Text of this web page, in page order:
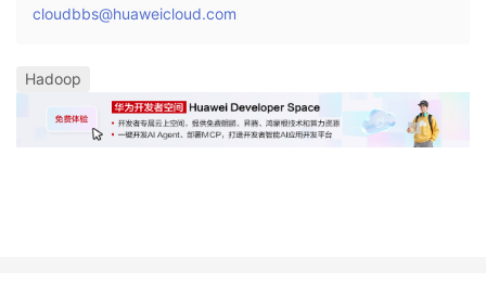
cloudbbs@huaweicloud.com
Hadoop